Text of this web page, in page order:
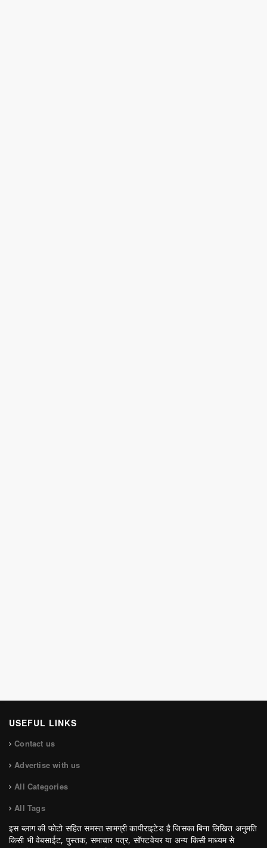
USEFUL LINKS
Contact us
Advertise with us
All Categories
All Tags
इस ब्लाग की फोटो सहित समस्त सामग्री कापीराइटेड है जिसका बिना लिखित अनुमति
किसी भी वेबसाईट, पुस्तक, समाचार पत्र, सॉफ्टवेयर या अन्य किसी माध्यम से